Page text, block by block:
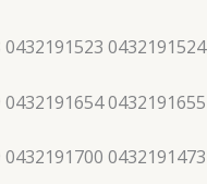
0432191524
0432191655
0432191473